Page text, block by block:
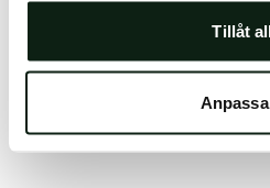
Tillåt
Anpassa